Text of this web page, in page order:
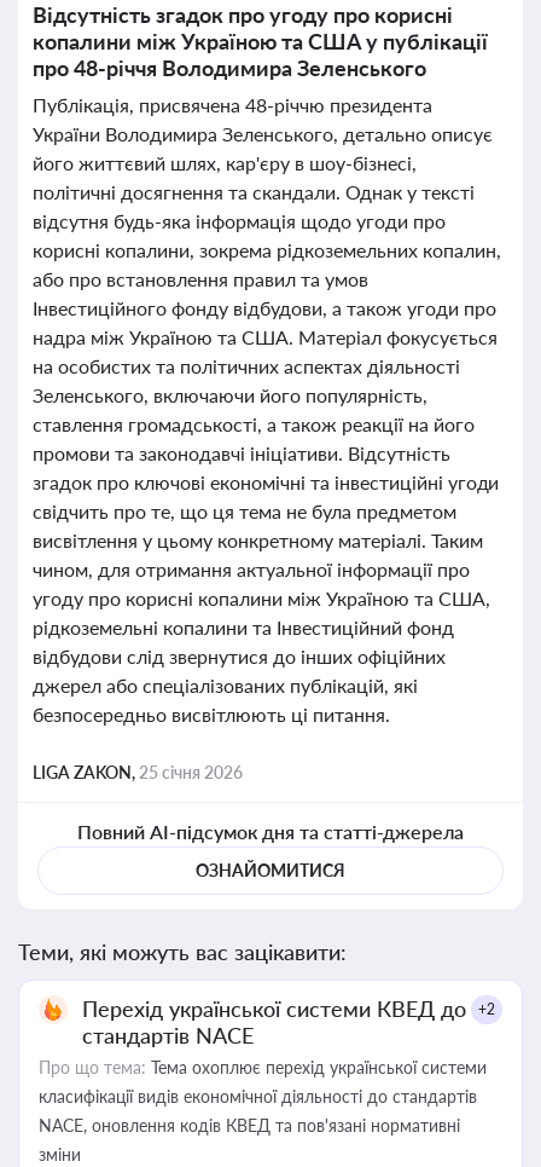
Відсутність згадок про угоду про корисні
копалини між Україною та США у публікації
про 48-річчя Володимира Зеленського
Публікація, присвячена 48-річчю президента
України Володимира Зеленського, детально описує
його життєвий шлях, кар'єру в шоу-бізнесі,
політичні досягнення та скандали. Однак у тексті
відсутня будь-яка інформація щодо угоди про
корисні копалини, зокрема рідкоземельних копалин,
або про встановлення правил та умов
Інвестиційного фонду відбудови, а також угоди про
надра між Україною та США. Матеріал фокусується
на особистих та політичних аспектах діяльності
Зеленського, включаючи його популярність,
ставлення громадськості, а також реакції на його
промови та законодавчі ініціативи. Відсутність
згадок про ключові економічні та інвестиційні угоди
свідчить про те, що ця тема не була предметом
висвітлення у цьому конкретному матеріалі. Таким
чином, для отримання актуальної інформації про
угоду про корисні копалини між Україною та США,
рідкоземельні копалини та Інвестиційний фонд
відбудови слід звернутися до інших офіційних
джерел або спеціалізованих публікацій, які
безпосередньо висвітлюють ці питання.
LIGA ZAKON, 25 січня 2026
Повний AI-підсумок дня та статті-джерела
ОЗНАЙОМИТИСЯ
Теми, які можуть вас зацікавити:
Перехід української системи КВЕД до
стандартів NACE
+2
Про що тема: Тема охоплює перехід української системи
класифікації видів економічної діяльності до стандартів
NACE, оновлення кодів КВЕД та пов'язані нормативні
зміни